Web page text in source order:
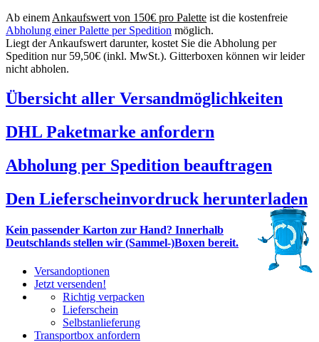
Ab einem Ankaufswert von 150€ pro Palette ist die kostenfreie
Abholung einer Palette per Spedition möglich.
Liegt der Ankaufswert darunter, kostet Sie die Abholung per
Spedition nur 59,50€ (inkl. MwSt.). Gitterboxen können wir leider
nicht abholen.
Übersicht aller Versandmöglichkeiten
DHL Paketmarke anfordern
Abholung per Spedition beauftragen
Den Lieferscheinvordruck herunterladen
Kein passender Karton zur Hand? Innerhalb
Deutschlands stellen wir (Sammel-)Boxen bereit.
Versandoptionen
Jetzt versenden!
Richtig verpacken
Lieferschein
Selbstanlieferung
Transportbox anfordern